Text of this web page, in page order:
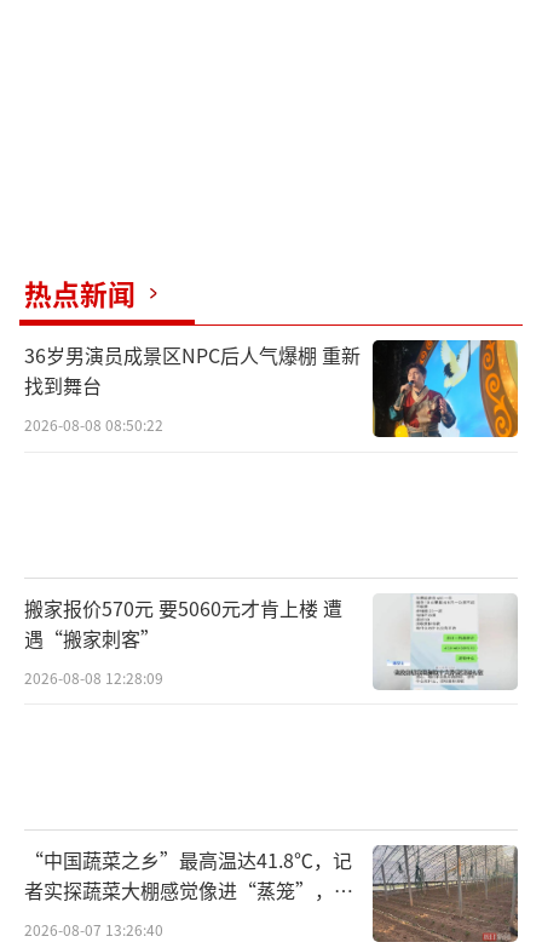
础设施建设和基本公共服务供给统筹，推行由
常住地登记户口提供基本公共服务制度，稳步
提高农民工参加城镇职工社会保险比例，推动
更多城市将符合条件的未落户常住人口纳入公
租房保障范围等政策举措。
力，进一步夯实农业基础，补齐“三农”短
板。（责任编辑：0764）
热点新闻
36岁男演员成景区NPC后人气爆棚 重新
找到舞台
2026-08-08 08:50:22
搬家报价570元 要5060元才肯上楼 遭
遇“搬家刺客”
2026-08-08 12:28:09
“中国蔬菜之乡”最高温达41.8℃，记
者实探蔬菜大棚感觉像进“蒸笼”，有
村民称只能凌晨两点起来干活
2026-08-07 13:26:40